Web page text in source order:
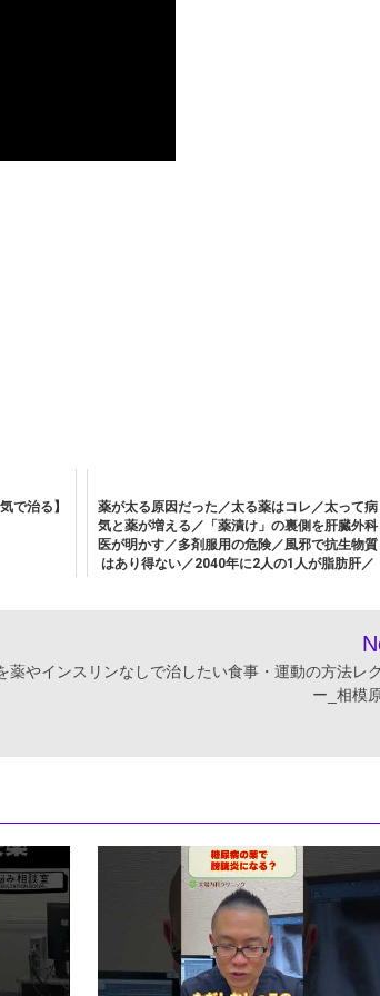
で治る】
薬が太る原因だった／太る薬はコレ／太って病
気と薬が増える／「薬漬け」の裏側を肝臓外科
医が明かす／多剤服用の危険／風邪で抗生物質
はあり得ない／2040年に2人の1人が脂肪肝／
薬やインスリンなしで治したい食事・運動の方法レ
ー_相模